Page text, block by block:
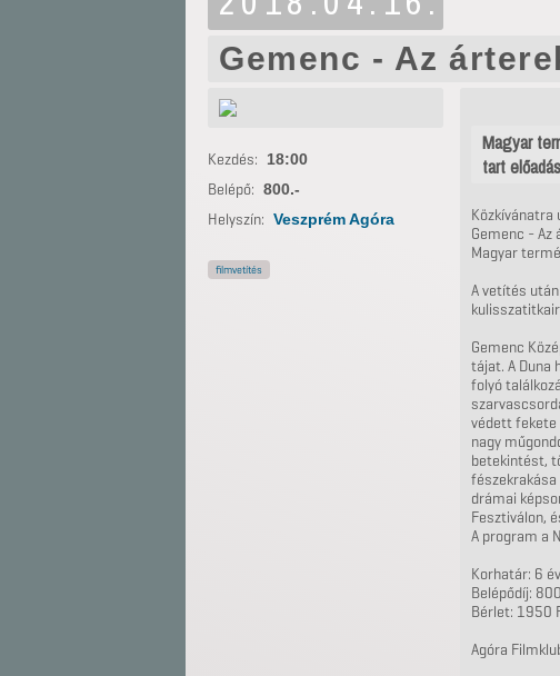
Gemenc - Az
Magyar
tart
Közkívánatra
Gemenc - Az
Magyar
A vetítés
Gemenc
tájat. A Duna
folyó
védett fekete
nagy
betekintést,
drámai
Fesztiválon,
A program a
Korhatár: 6 év
Belépődíj:
Bérlet: 1950
Agóra
Kezdés: 18:00
Belépő: 800.-
Helyszín: Veszprém Agóra
filmvetítés